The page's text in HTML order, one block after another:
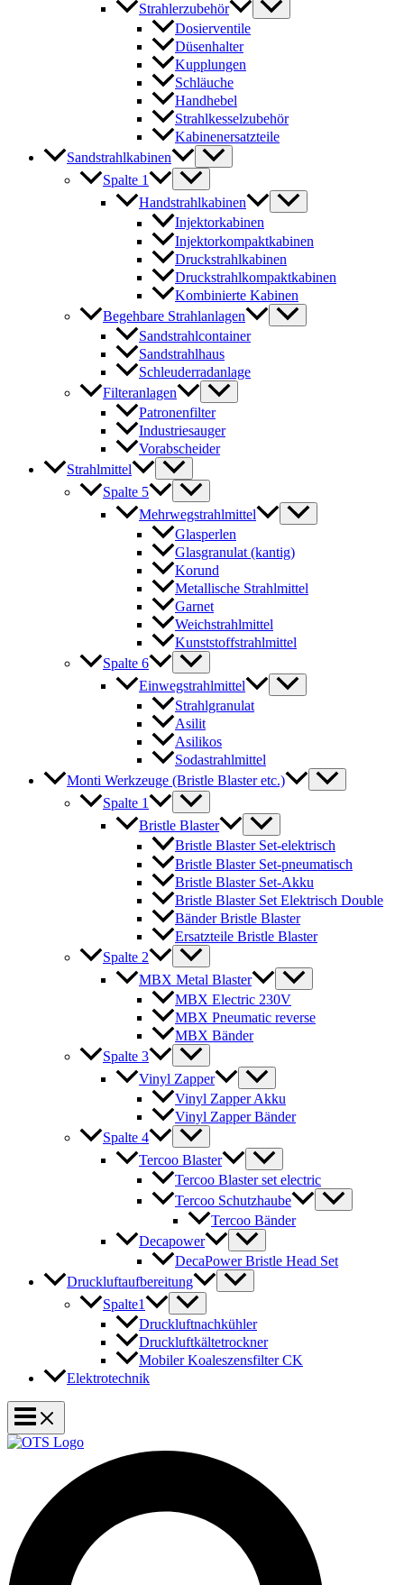
Strahlerzubehör
Dosierventile
Düsenhalter
Kupplungen
Schläuche
Handhebel
Strahlkesselzubehör
Kabinenersatzteile
Sandstrahlkabinen
Spalte 1
Handstrahlkabinen
Injektorkabinen
Injektorkompaktkabinen
Druckstrahlkabinen
Druckstrahlkompaktkabinen
Kombinierte Kabinen
Begehbare Strahlanlagen
Sandstrahlcontainer
Sandstrahlhaus
Schleuderradanlage
Filteranlagen
Patronenfilter
Industriesauger
Vorabscheider
Strahlmittel
Spalte 5
Mehrwegstrahlmittel
Glasperlen
Glasgranulat (kantig)
Korund
Metallische Strahlmittel
Garnet
Weichstrahlmittel
Kunststoffstrahlmittel
Spalte 6
Einwegstrahlmittel
Strahlgranulat
Asilit
Asilikos
Sodastrahlmittel
Monti Werkzeuge (Bristle Blaster etc.)
Spalte 1
Bristle Blaster
Bristle Blaster Set-elektrisch
Bristle Blaster Set-pneumatisch
Bristle Blaster Set-Akku
Bristle Blaster Set Elektrisch Double
Bänder Bristle Blaster
Ersatzteile Bristle Blaster
Spalte 2
MBX Metal Blaster
MBX Electric 230V
MBX Pneumatic reverse
MBX Bänder
Spalte 3
Vinyl Zapper
Vinyl Zapper Akku
Vinyl Zapper Bänder
Spalte 4
Tercoo Blaster
Tercoo Blaster set electric
Tercoo Schutzhaube
Tercoo Bänder
Decapower
DecaPower Bristle Head Set
Druckluftaufbereitung
Spalte1
Druckluftnachkühler
Druckluftkältetrockner
Mobiler Koaleszensfilter CK
Elektrotechnik